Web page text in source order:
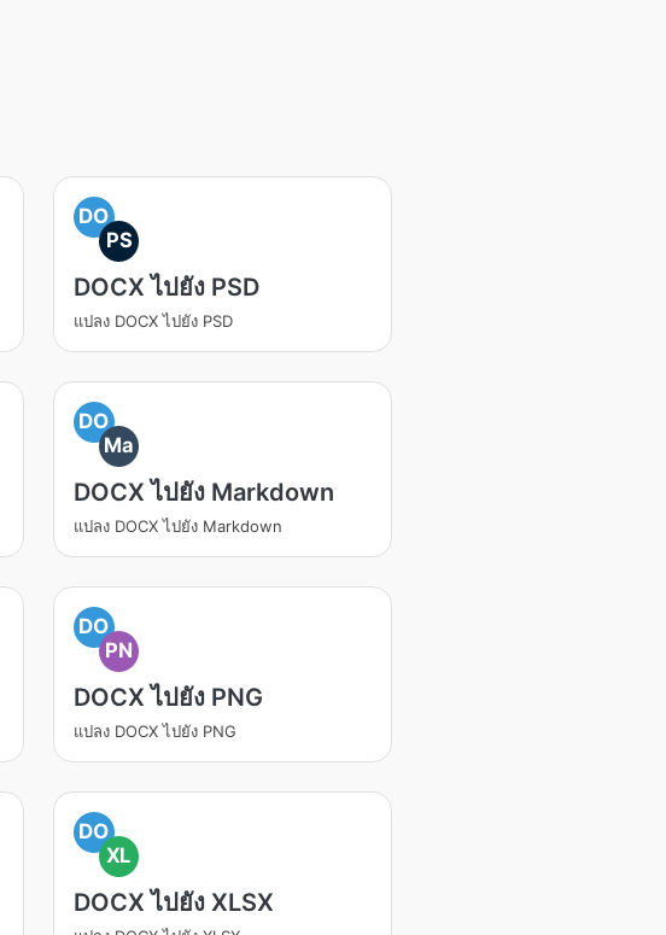
DO
PS
DOCX ไปยัง PSD
แปลง DOCX ไปยัง PSD
DO
Ma
DOCX ไปยัง Markdown
แปลง DOCX ไปยัง Markdown
DO
PN
DOCX ไปยัง PNG
แปลง DOCX ไปยัง PNG
DO
XL
DOCX ไปยัง XLSX